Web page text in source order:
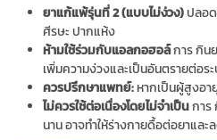
ยาแก้แพ้รุ่นที่ 2 (แบบไม่ง่วง) ปลอ
ศีรษะ ปากแห้ง
ห้ามใช้ร่วมกับแอลกอฮอล์การ กิน
เพิ่มความง่วงและเป็นอันตรายต่อร
ควรปรึกษาแพทย์: หากเป็นผู้สูงอ
ไม่ควรใช้ต่อเนื่องโดยไม่จำเป็นการ
นาน อาจทำให้ร่างกายดื้อต่อยาแล